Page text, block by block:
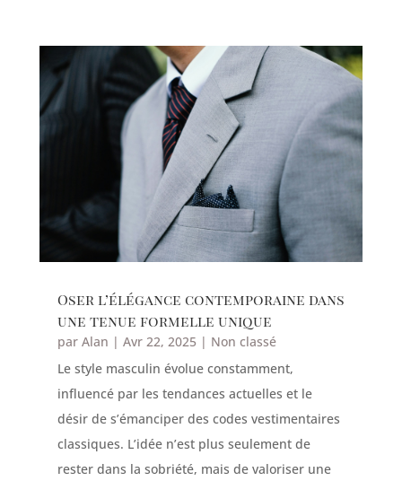
Oser l’élégance contemporaine dans
une tenue formelle unique
par Alan | Avr 22, 2025| Non classé
Le style masculin évolue constamment,
influencé par les tendances actuelles et le
désir de s’émanciper des codes vestimentaires
classiques. L’idée n’est plus seulement de
rester dans la sobriété, mais de valoriser une